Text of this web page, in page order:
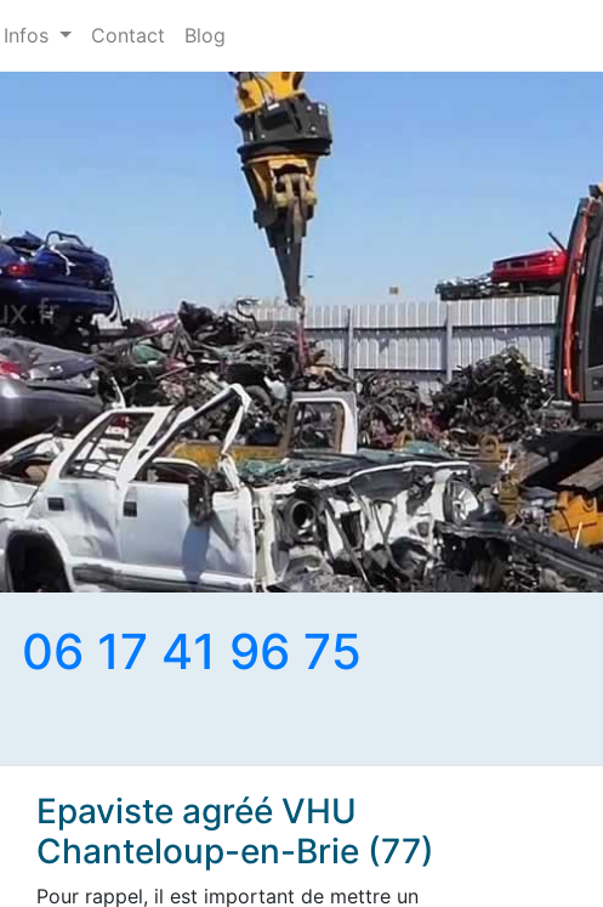
Infos Contact Blog
06 17 41 96 75
Epaviste agréé VHU
Chanteloup-en-Brie (77)
Pour rappel, il est important de mettre un